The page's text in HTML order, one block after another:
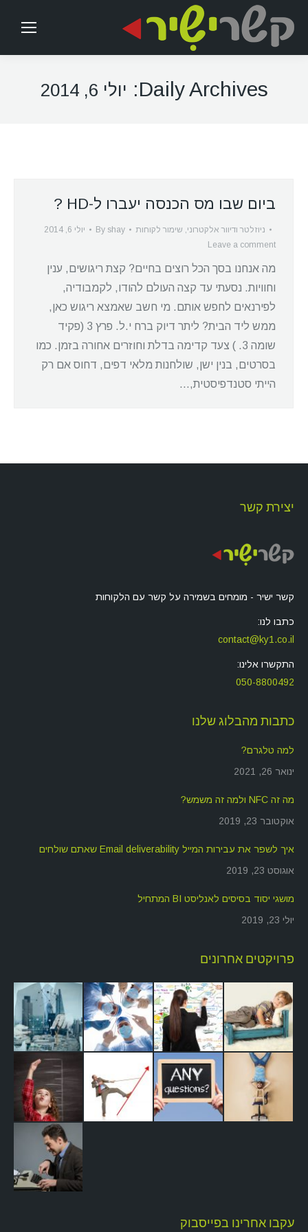
Daily Archives: יולי 6, 2014
ביום שבו מס הכנסה יעברו ל-HD ?
ניוזלטר ודיוור אלקטרוני, שימור לקוחות By shay
יולי 6, 2014
Leave a comment
מה אנחנו בסך הכל רוצים בחיים? קצת ריגושים, ענין
וחוויות. נסעתי עד קצה העולם להודו, לקמבודיה,
לפירנאים לחפש אותם. מי חשב שאמצא ריגוש כאן,
ממש ליד הבית? ליתר דיוק ברח י.ל. פרץ 3 (פקיד
שומה 3. ) צעד קדימה בדלת וחוזרים אחורה בזמן. כמו
בסרטים, בנין ישן, שולחנות מלאי דפים, דחוס אם רק
הייתי סטנדפיסטית,…
יצירת קשר
קשר ישיר - מומחים בשמירה על קשר עם הלקוחות
כתבו לנו:
contact@ky1.co.il
התקשרו אלינו:
050-8800492
כתבות מהבלוג שלנו
למה טלגרם?
ינואר 26, 2021
מה זה NFC ולמה זה משמש?
אוקטובר 23, 2019
איך לשפר את עבירות המייל Email deliverability שאתם שולחים
אוגוסט 23, 2019
מושגי יסוד בסיסים לאנליסט BI המתחיל
יולי 23, 2019
פרויקטים אחרונים
עקבו אחרינו בפייסבוק